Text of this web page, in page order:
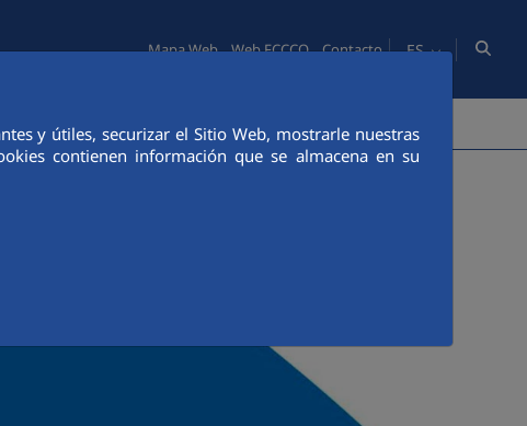
y útiles, securizar el Sitio Web, mostrarle nuestras
contienen información que se almacena en su
Mapa Web Web FCCCO Contacto ES
PERSONAS INNOVACIÓN COMUNICACIÓN